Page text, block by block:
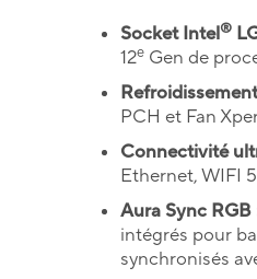
Socket Intel®
12e Gen de
PCH et Fan
Connectivité
Ethernet, WIFI
Aura Sync RGB
intégrés pour
synchronisés